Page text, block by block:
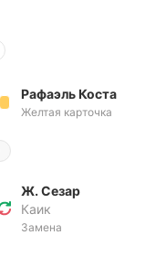
Рафаэль Коста
Желтая карточка
Ж. Сезар
Каик
Замена